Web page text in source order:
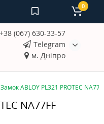
+38 (067) 630-33-57
Telegram
м. Дніпро
0
Замок ABLOY PL321 PROTEC
NA77FF